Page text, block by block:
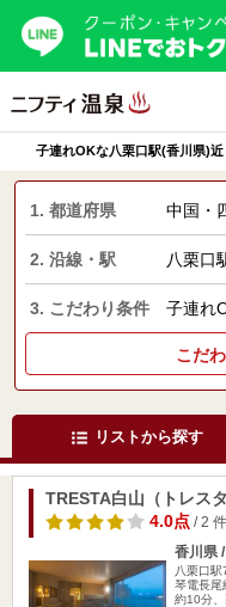
子連れOKな八栗口駅(香川県)
1. 都道府県 中国・
2. 沿線・駅 八栗口
3. こだわり条件 子連れ
こだ
リストから探す
TRESTA白山（トレス
4.0点/ 2 件
香川県
八栗口
琴電長尾
約10分、